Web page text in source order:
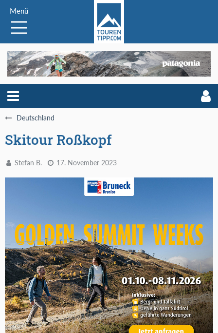
Menü
Deutschland
Skitour Roßkopf
Stefan B. 17. November 2023